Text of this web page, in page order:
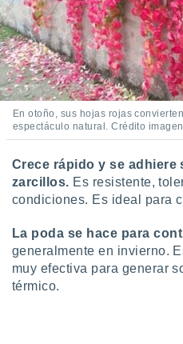
En otoño, sus hojas rojas
espectáculo natural. Crédito
Crece rápido y se adhiere
zarcillos. Es resistente,
condiciones. Es ideal para
La poda se hace para
generalmente en invierno.
muy efectiva para generar
térmico.